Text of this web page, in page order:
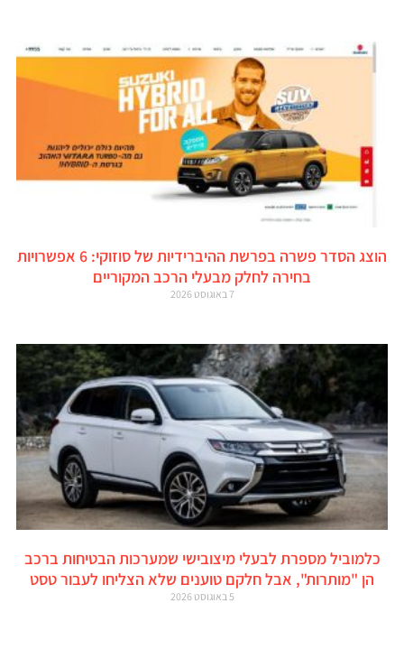
הוצג הסדר פשרה בפרשת ההיברידיות של סוזוקי: 6 אפשרויות
בחירה לחלק מבעלי הרכב המקוריים
7 באוגוסט 2026
כלמוביל מספרת לבעלי מיצובישי שמערכות הבטיחות ברכב
הן "מותרות", אבל חלקם טוענים שלא הצליחו לעבור טסט
5 באוגוסט 2026